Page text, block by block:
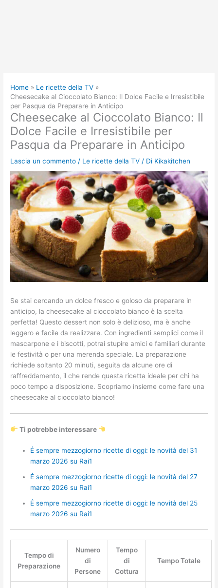
Home
Le ricette della TV
Cheesecake al Cioccolato Bianco: Il Dolce Facile e Irresistibile
per Pasqua da Preparare in Anticipo
Cheesecake al Cioccolato Bianco: Il
Dolce Facile e Irresistibile per
Pasqua da Preparare in Anticipo
Lascia un commento / Le ricette della TV / Di Kikakitchen
Se stai cercando un dolce fresco e goloso da preparare in
anticipo, la cheesecake al cioccolato bianco è la scelta
perfetta! Questo dessert non solo è delizioso, ma è anche
leggero e facile da realizzare. Con ingredienti semplici come il
mascarpone e i biscotti, potrai stupire amici e familiari durante
le festività o per una merenda speciale. La preparazione
richiede soltanto 20 minuti, seguita da alcune ore di
raffreddamento, il che rende questa ricetta ideale per chi ha
poco tempo a disposizione. Scopriamo insieme come fare una
cheesecake al cioccolato bianco!
Ti potrebbe interessare
É sempre mezzogiorno ricette di oggi: le novità del 31
marzo 2026 su Rai1
É sempre mezzogiorno ricette di oggi: le novità del 27
marzo 2026 su Rai1
É sempre mezzogiorno ricette di oggi: le novità del 25
marzo 2026 su Rai1
Tempo di
Preparazione
Numero
di
Persone
Tempo
di
Cottura
Tempo Totale